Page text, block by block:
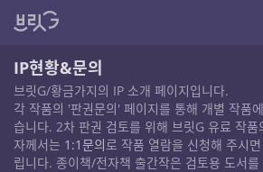
IP현황&문의
브릿G/황금가지의 IP 소개 페이지입니다.
각 작품의 '판권문의' 페이지를 통해 개별 작품
습니다. 2차 판권 검토를 위해 브릿G 유료 작
자께서는 1:1문의로 작품 열람을 신청해 주시
립니다. 종이책/전자책 출간작은 검토용 도서